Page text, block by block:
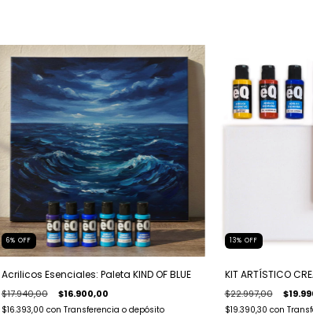
6% OFF
Acrilicos Esenciales: Paleta KIND OF BLUE
$17.940,00 $16.900,00
$16.393,00 con Transferencia o depósito
13% OFF
KIT ARTÍSTICO
$22.997,00
$19.390,30 con